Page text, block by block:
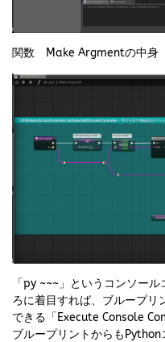
関数 Make Argmentの中身
「py ~~~」というコンソー
ろに着目すれば、ブループリ
できる「Execute Console
ブループリントからも